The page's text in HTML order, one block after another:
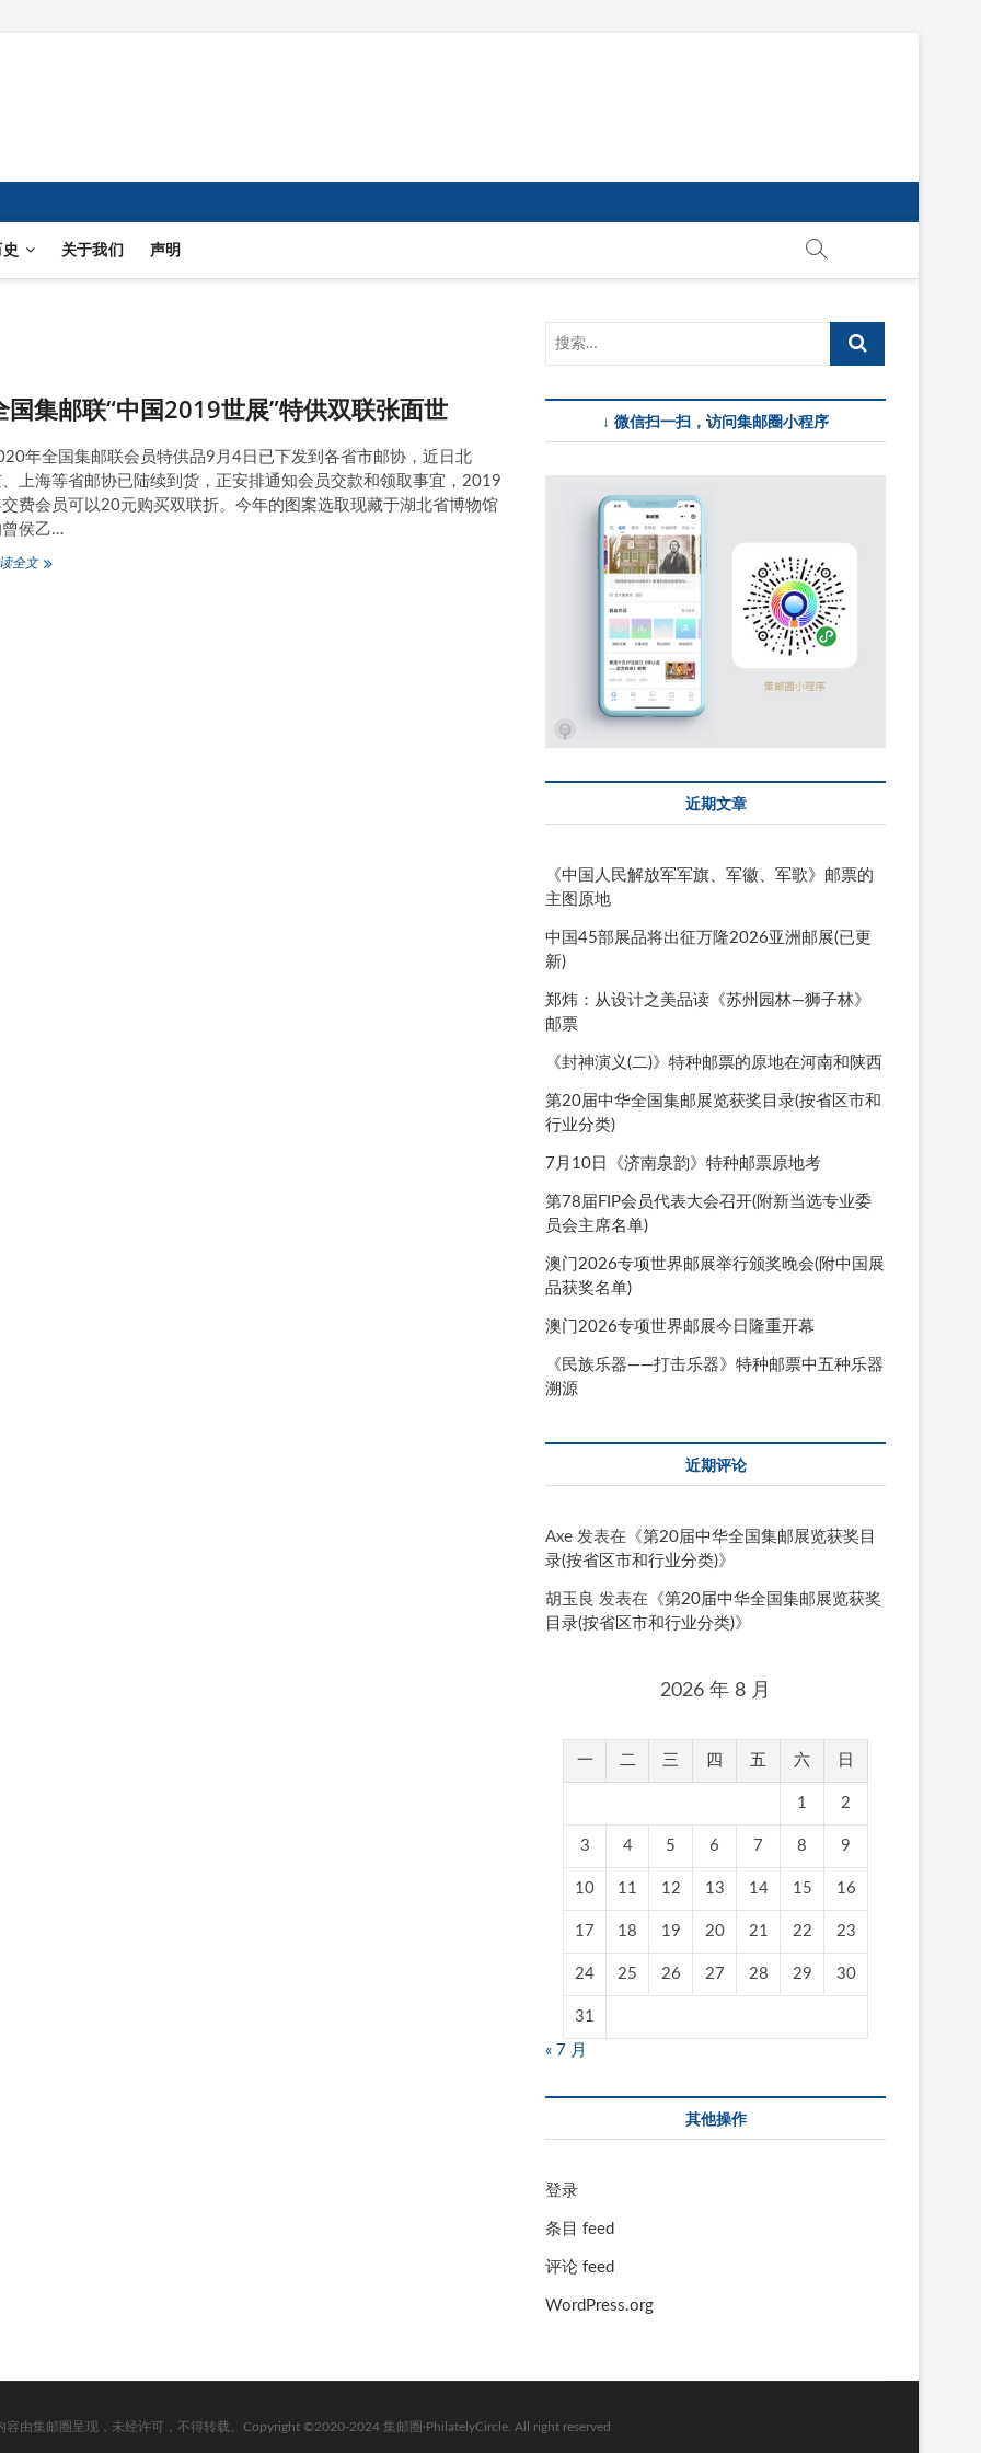
关于我们 声明
国集邮联“中国2019世展”特供双联张面世
年全国集邮联会员特供品9月4日已下发到各省市邮协，近日北
上海等省邮协已陆续到货，正安排通知会员交款和领取事宜，2019
费会员可以20元购买双联折。今年的图案选取现藏于湖北省博物馆
侯乙…
全文全
↓ 微信扫一扫，访问集邮圈小程序
近期文章
《中国人民解放军军旗、军徽、军歌》邮票的
主图原地
中国45部展品将出征万隆2026亚洲邮展(已更
新)
郑炜：从设计之美品读《苏州园林—狮子林》
邮票
《封神演义(二)》特种邮票的原地在河南和陕西
第20届中华全国集邮展览获奖目录(按省区市和
行业分类)
7月10日《济南泉韵》特种邮票原地考
第78届FIP会员代表大会召开(附新当选专业委
员会主席名单)
澳门2026专项世界邮展举行颁奖晚会(附中国展
品获奖名单)
澳门2026专项世界邮展今日隆重开幕
《民族乐器——打击乐器》特种邮票中五种乐器
溯源
近期评论
Axe 发表在《第20届中华全国集邮展览获奖目
录(按省区市和行业分类)》
胡玉良 发表在《第20届中华全国集邮展览获奖
目录(按省区市和行业分类)》
2026 年 8 月
一 二 三 四 五 六 日
1 2
3 4 5 6 7 8 9
10 11 12 13 14 15 16
17 18 19 20 21 22 23
24 25 26 27 28 29 30
31
« 7 月
其他操作
登录
条目 feed
评论 feed
WordPress.org
由集邮圈呈现，未经许可，不得转载。Copyright ©2020-2024 集邮圈·PhilatelyCircle. All right reserved